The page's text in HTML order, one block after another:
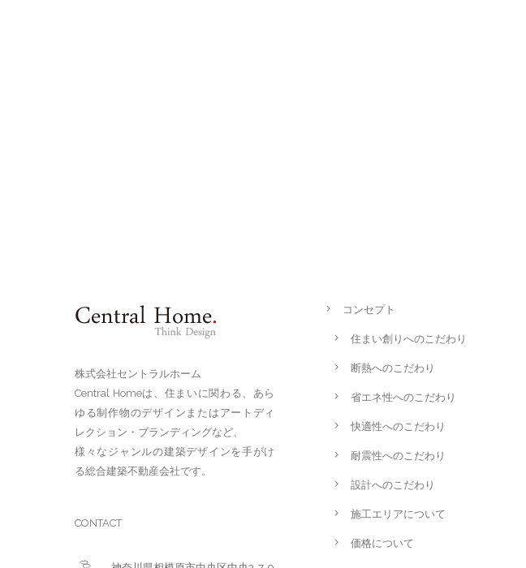
株式会社セントラルホーム
Central Homeは、住まいに関わる、あら
ゆる制作物のデザインまたはアートディ
レクション・ブランディングなど、
様々なジャンルの建築デザインを手がけ
る総合建築不動産会社です。
CONTACT
コンセプト
住まい創りへのこだわり
断熱へのこだわり
省エネ性へのこだわり
快適性へのこだわり
耐震性へのこだわり
設計へのこだわり
施工エリアについて
価格について